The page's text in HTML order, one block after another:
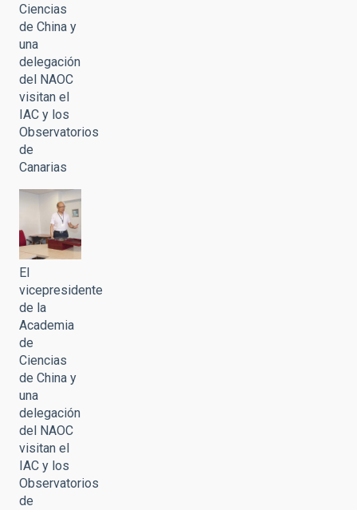
Ciencias
de China y
una
delegación
del NAOC
visitan el
IAC y los
Observatorios
de
Canarias
El
vicepresidente
de la
Academia
de
Ciencias
de China y
una
delegación
del NAOC
visitan el
IAC y los
Observatorios
de